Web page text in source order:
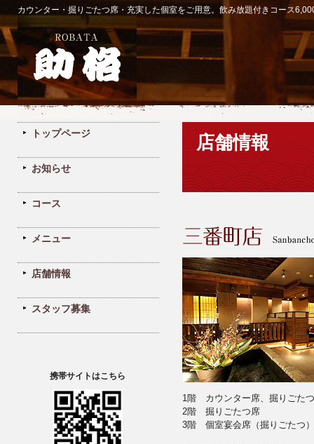
カウンター・掘りごたつ席・充実した個室をご用意。飲み放題付きコース
店舗情報
1階 カウンター席、掘りごた
2階 掘りごたつ席
3階 個室宴会席（掘りごたつ
トップページ
お知らせ
コース
メニュー
店舗情報
スタッフ募集
携帯サイトはこちら